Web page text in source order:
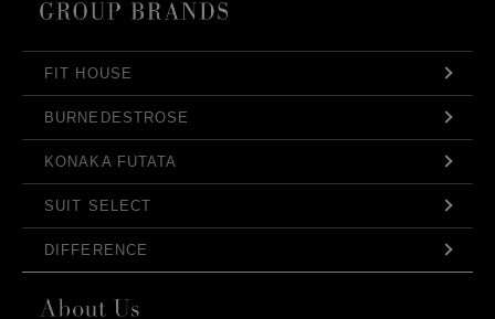
FIT HOUSE
BURNEDESTROSE
KONAKA FUTATA
SUIT SELECT
DIFFERENCE